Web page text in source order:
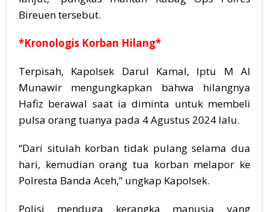
Bireuen tersebut.
*Kronologis Korban Hilang*
Terpisah, Kapolsek Darul Kamal, Iptu M Al
Munawir mengungkapkan bahwa hilangnya
Hafiz berawal saat ia diminta untuk membeli
pulsa orang tuanya pada 4 Agustus 2024 lalu.
“Dari situlah korban tidak pulang selama dua
hari, kemudian orang tua korban melapor ke
Polresta Banda Aceh,” ungkap Kapolsek.
Polisi menduga kerangka manusia yang